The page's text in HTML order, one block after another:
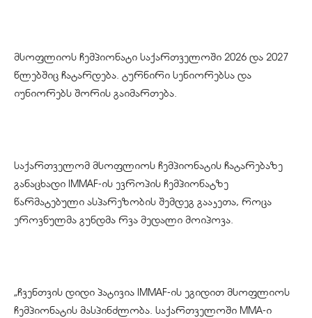
მსოფლიოს ჩემპიონატი საქართველოში 2026 და 2027
წლებშიც ჩატარდება. ტურნირი სენიორებსა და
იუნიორებს შორის გაიმართება.
საქართველომ მსოფლიოს ჩემპიონატის ჩატარებაზე
განაცხადი IMMAF-ის ევროპის ჩემპიონატზე
წარმატებული ასპარეზობის შემდეგ გააკეთა, როცა
ეროვნულმა გუნდმა რვა მედალი მოიპოვა.
„ჩვენთვის დიდი პატივია IMMAF-ის ეგიდით მსოფლიოს
ჩემპიონატის მასპინძლობა. საქართველოში MMA-ი